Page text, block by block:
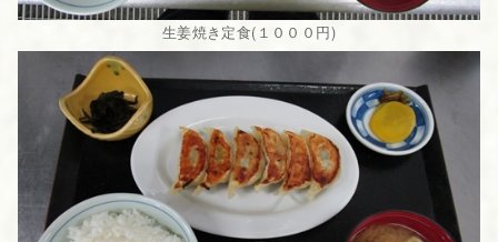
生姜焼き定食(１０００円)